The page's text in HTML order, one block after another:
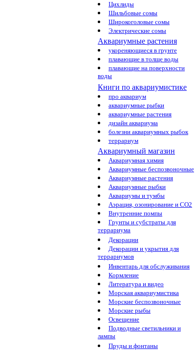
Цихлиды
Шильбовые сомы
Широкоголовые сомы
Электрические сомы
Аквариумные растения
укореняющиеся в грунте
плавающие в толще воды
плавающие на поверхности
воды
Книги по аквариумистике
про аквариум
аквариумные рыбки
аквариумные растения
дизайн аквариума
болезни аквариумных рыбок
террариум
Аквариумный магазин
Аквариумная химия
Аквариумные беспозвоночные
Аквариумные растения
Аквариумные рыбки
Аквариумы и тумбы
Аэрация, озонирование и CO2
Внутренние помпы
Грунты и субстраты для
террариума
Декорации
Декорации и укрытия для
террариумов
Инвентарь для обслуживания
Кормление
Литература и видео
Морская аквариумистика
Морские беспозвоночные
Морские рыбы
Освещение
Подводные светильники и
лампы
Пруды и фонтаны